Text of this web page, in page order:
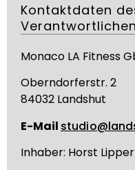
Kontaktdaten
Verantwortlichen
Monaco LA Fitness
Oberndorferstr. 2
84032 Landshut
E-Mail
Inhaber: Horst